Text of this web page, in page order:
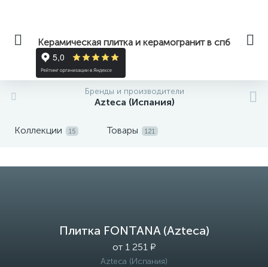
Керамическая плитка и керамогранит в спб
Бренды и производители
Azteca (Испания)
Коллекции 15 Товары 121
Плитка FONTANA (Azteca)
от 1 251 ₽
Azteca (Испания)